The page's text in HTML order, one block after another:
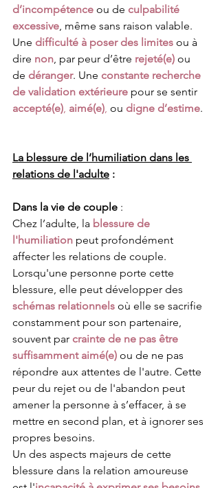
d’incompétence ou de culpabilité
excessive , même sans raison valable.
Une difficulté à poser des limites ou à
dire non , par peur d’être rejeté(e) ou
de déranger. Une constante recherche
de validation extérieure pour se sentir
accepté(e) aimé(e) ou digne d’estime.
La blessure de l’humiliation dans les
relations de l'adulte :
Dans la vie de couple :
Chez l’adulte, la blessure de
l'humiliation peut profondément
affecter les relations de couple.
Lorsqu'une personne porte cette
blessure, elle peut développer des
schémas relationnels où elle se sacrifie
constamment pour son partenaire,
souvent par crainte de ne pas être
suffisamment aimé(e) ou de ne pas
répondre aux attentes de l'autre. Cette
peur du rejet ou de l'abandon peut
amener la personne à s’effacer, à se
mettre en second plan, et à ignorer ses
propres besoins.
Un des aspects majeurs de cette
blessure dans la relation amoureuse